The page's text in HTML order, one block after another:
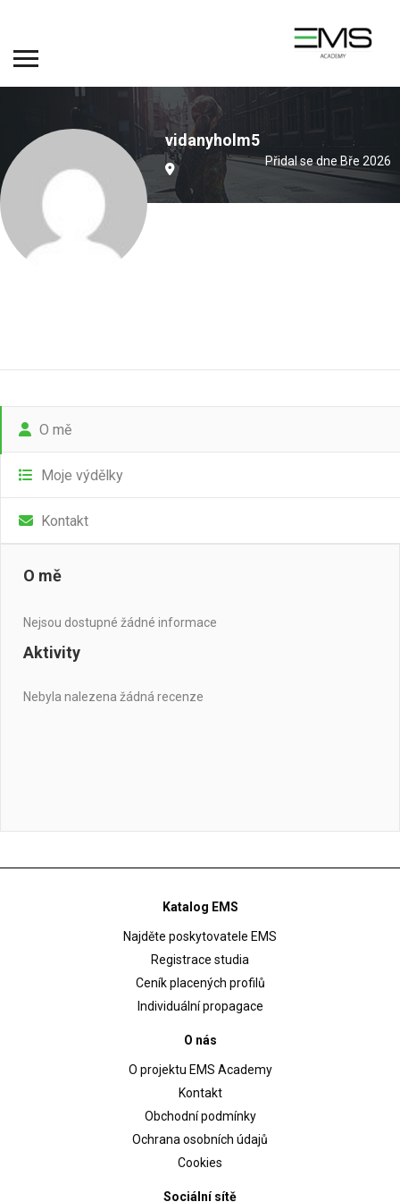
vidanyholm5
Přidal se dne Bře 2026
O mě
Moje výdělky
Kontakt
O mě
Nejsou dostupné žádné informace
Aktivity
Nebyla nalezena žádná recenze
Katalog EMS
Najděte poskytovatele EMS
Registrace studia
Ceník placených profilů
Individuální propagace
O nás
O projektu EMS Academy
Kontakt
Obchodní podmínky
Ochrana osobních údajů
Cookies
Sociální sítě